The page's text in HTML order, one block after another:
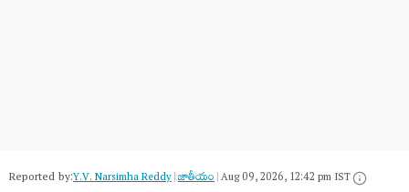
Reported by:Y.V. Narsimha Reddy|జాతీయం|Aug 09, 2026, 12:42 pm IST